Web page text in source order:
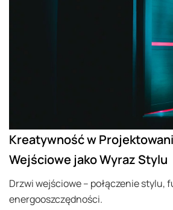
Kreatywność w
Wejściowe jako Wyraz Stylu
Drzwi wejściowe – połączenie stylu,
energooszczędności.